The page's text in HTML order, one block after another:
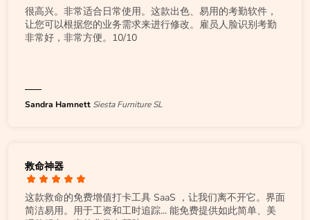
很高兴。非常适合日常使用。这款出色、易用的考勤软件，
让您可以根据您的业务需求来进行修改。雇员人脸识别考勤
非常好，非常方便。10/10
Sandra Hamnett Siesta Furniture SL
救命神器
这款救命的免费增值打卡工具 SaaS ，让我们离不开它。界面
简洁易用。用于工资和工时追踪... 能免费提供如此简单、美